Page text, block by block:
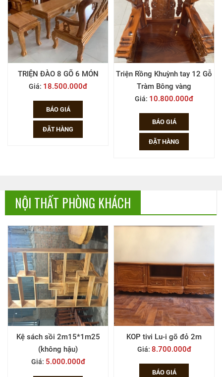
TRIỆN ĐÀO 8 GÕ 6 MÓN
Giá: 18.500.000đ
BÁO GIÁ
ĐẶT HÀNG
Triện Rồng Khuỳnh tay 12 Gỗ
Tràm Bông vàng
Giá: 10.800.000đ
BÁO GIÁ
ĐẶT HÀNG
NỘI THẤT PHÒNG KHÁCH
Kệ sách sồi 2m15*1m25
(không hậu)
Giá: 5.000.000đ
KOP tivi Lu-i gõ đỏ 2m
Giá: 8.700.000đ
BÁO GIÁ